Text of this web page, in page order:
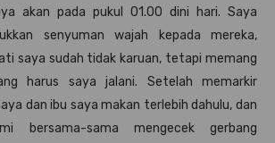
akan pada pukul 01.00 dini hari. Saya
senyuman wajah kepada mereka,
saya sudah tidak karuan, tetapi memang
harus saya jalani. Setelah memarkir
dan ibu saya makan terlebih dahulu, dan
bersama-sama mengecek gerbang